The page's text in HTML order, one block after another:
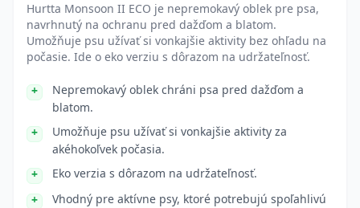
Hurtta Monsoon II ECO je nepremokavý oblek pre psa,
navrhnutý na ochranu pred dažďom a blatom.
Umožňuje psu užívať si vonkajšie aktivity bez ohľadu na
počasie. Ide o eko verziu s dôrazom na udržateľnosť.
Nepremokavý oblek chráni psa pred dažďom a
blatom.
Umožňuje psu užívať si vonkajšie aktivity za
akéhokoľvek počasia.
Eko verzia s dôrazom na udržateľnosť.
Vhodný pre aktívne psy, ktoré potrebujú spoľahlivú